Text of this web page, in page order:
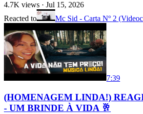
4.7K views · Jul 15, 2026
Reacted to
Mc Sid - Carta Nº 2
7:39
(HOMENAGEM LINDA!)
- UM BRINDE À VIDA 🥂